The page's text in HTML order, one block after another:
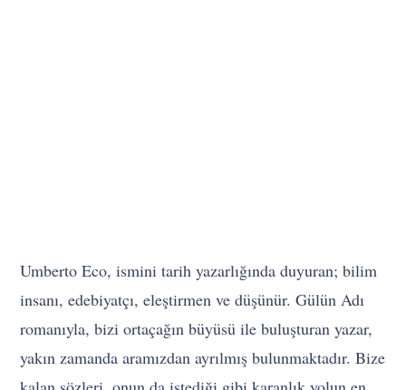
Umberto Eco, ismini tarih yazarlığında duyuran; bilim
insanı, edebiyatçı, eleştirmen ve düşünür. Gülün Adı
romanıyla, bizi ortaçağın büyüsü ile buluşturan yazar,
yakın zamanda aramızdan ayrılmış bulunmaktadır. Bize